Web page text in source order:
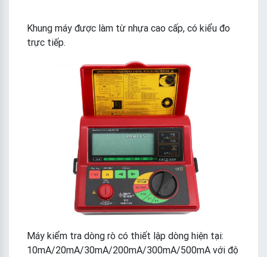
Khung máy được làm từ nhựa cao cấp, có kiểu đo
trực tiếp.
Máy kiểm tra dòng rò có thiết lập dòng hiện tại:
10mA/20mA/30mA/200mA/300mA/500mA với độ